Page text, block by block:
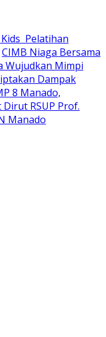
Pelatihan
CIMB Niaga Bersama
Wujudkan Mimpi
Dampak
8 Manado,
Dirut RSUP Prof.
Manado